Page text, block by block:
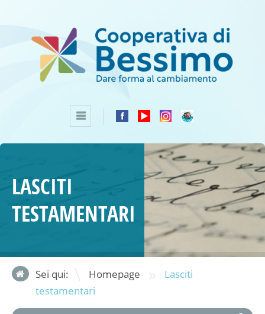
LASCITI
TESTAMENTARI
Sei qui: Homepage »
Lasciti
testamentari